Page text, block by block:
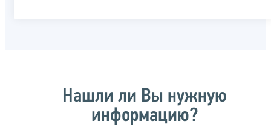
Нашли ли Вы нужную
информацию?